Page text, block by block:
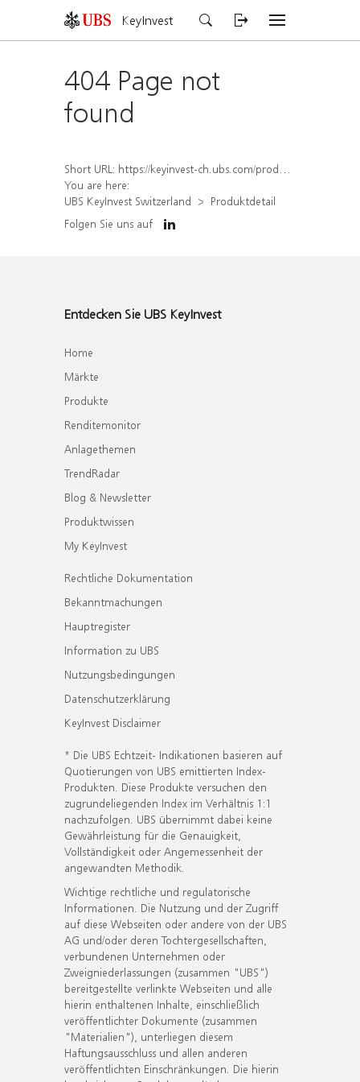
KeyInvest
404 Page not
found
Short URL: https://keyinvest-ch.ubs.com/produkt/detail/index/isin/CH1571466445
You are here:
UBS KeyInvest Switzerland
Produktdetail
Folgen Sie uns auf
Entdecken Sie UBS KeyInvest
Home
Märkte
Produkte
Renditemonitor
Anlagethemen
TrendRadar
Blog & Newsletter
Produktwissen
My KeyInvest
Rechtliche Dokumentation
Bekanntmachungen
Hauptregister
Information zu UBS
Nutzungsbedingungen
Datenschutzerklärung
KeyInvest Disclaimer
* Die UBS Echtzeit- Indikationen basieren auf
Quotierungen von UBS emittierten Index-
Produkten. Diese Produkte versuchen den
zugrundeliegenden Index im Verhältnis 1:1
nachzufolgen. UBS übernimmt dabei keine
Gewährleistung für die Genauigkeit,
Vollständigkeit oder Angemessenheit der
angewandten Methodik.
Wichtige rechtliche und regulatorische
Informationen. Die Nutzung und der Zugriff
auf diese Webseiten oder andere von der UBS
AG und/oder deren Tochtergesellschaften,
verbundenen Unternehmen oder
Zweigniederlassungen (zusammen "UBS")
bereitgestellte verlinkte Webseiten und alle
hierin enthaltenen Inhalte, einschließlich
veröffentlichter Dokumente (zusammen
"Materialien"), unterliegen diesem
Haftungsausschluss und allen anderen
veröffentlichten Einschränkungen. Die hierin